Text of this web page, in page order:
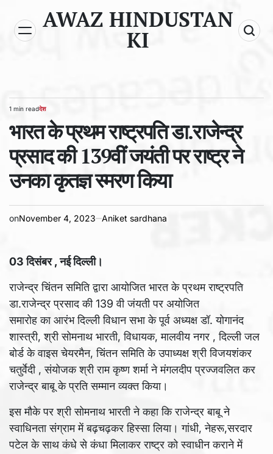
content
AWAZ HINDUSTAN
KI
Estimated
time
1 min readPOSTED
देश
भारत के प्रथम राष्ट्रपति डा.राजेन्द्र
प्रसाद की 139वीं जयंती पर राष्ट्र ने
उनका कृतज्ञ स्मरण किया
onNovember 4, 2023 Aniket sardhana
03 दिसंबर , नई दिल्ली।
राजेन्द्र चिंतन समिति द्वारा आयोजित भारत के प्रथम राष्ट्रपति
डा.राजेन्द्र प्रसाद की 139 वी जंयती पर अयोजित
समारोह का आरंभ दिल्ली विधान सभा के पूर्व अध्यक्ष डॉ. योगानंद
शास्त्री, श्री सोमनाथ भारती, विधायक, मालवीय नगर , दिल्ली जल
बोर्ड के वाइस चेयरमैन, चिंतन समिति के उपाध्यक्ष श्री विजयशंकर
चतुर्वेदी , संयोजक श्री राम कृष्ण शर्मा ने मंगलदीप प्रज्जवलित कर
राजेन्द्र बाबू के प्रति सम्मान व्यक्त किया।
इस मौके पर श्री सोमनाथ भारती ने कहा कि राजेन्द्र बाबू ने
स्वाधिनता संग्राम में बढ़चढ़कर हिस्सा लिया। गांधी, नेहरू,सरदार
पटेल के साथ कंधे से कंधा मिलाकर राष्ट्र को स्वाधीन कराने में